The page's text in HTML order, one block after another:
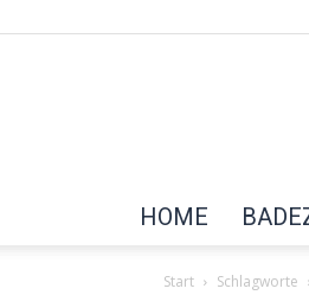
HOME
Start Schlagworte